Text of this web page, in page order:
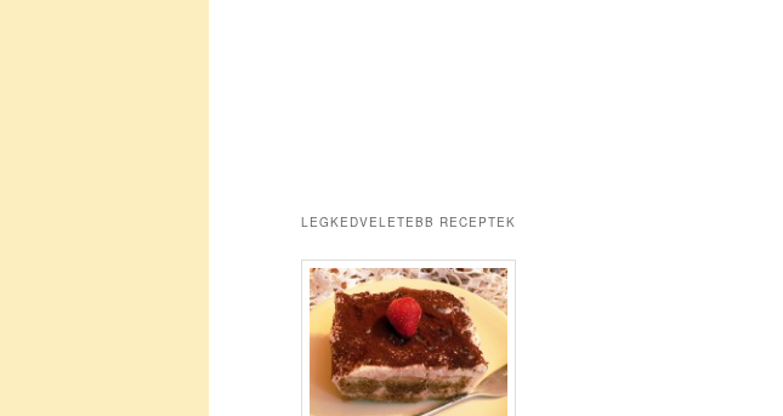
LEGKEDVELETEBB RECEPTEK